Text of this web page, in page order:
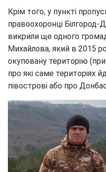
Крім того, у пункті
правоохоронці Білгород-
викрили ще одного
Михайлова, який в 2015
окуповану територію
про які саме територіях
півострові або про